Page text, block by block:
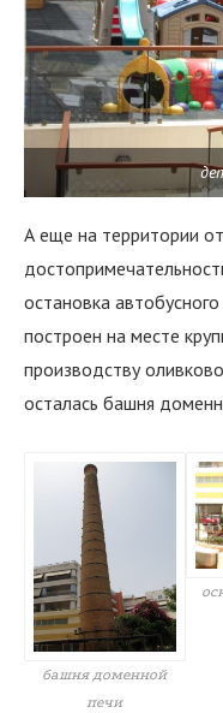
А еще на территории
остановка
построен на месте
производству
осталась башня
башня доменной
печи